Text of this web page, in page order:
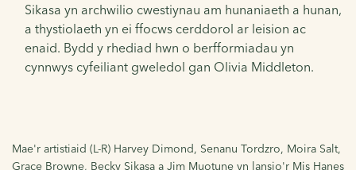
Sikasa yn archwilio cwestiynau am hunaniaeth a hunan,
a thystiolaeth yn ei ffocws cerddorol ar leision ac
enaid. Bydd y rhediad hwn o berfformiadau yn
cynnwys cyfeiliant gweledol gan Olivia Middleton.
Mae'r artistiaid (L-R) Harvey Dimond, Senanu Tordzro, Moira Salt,
Grace Browne, Becky Sikasa a Jim Muotune yn lansio'r Mis Hanes